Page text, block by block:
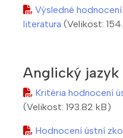
Výsledné
literatura (Velikost:
Anglický jazyk
Kritéria hodnocení
(Velikost: 193.82 kB)
Hodnocení ústní